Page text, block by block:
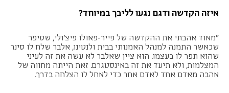
איזה הקדשה ודגם נגעו לליבך במיוחד?
"מאוד אהבתי את ההקדשה של פייר-פאולו פיצ׳ולי, שסיפר
שכאשר התמנה למנהל האמנותי בבית ולנטינו, אלבר שלח לו סינר
שהוא תפר לו בעצמו. הוא ציין שאלבר לא עשה את זה לעיני
המצלמות, ולא תיעד את זה באינסטגרם. זאת הייתה מחווה של
אהבה מאדם אחד לאדם אחר כדי לאחל לו הצלחה בדרך.